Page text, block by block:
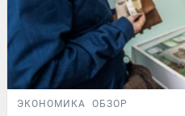
ЭКОНОМИКА ОБЗОР